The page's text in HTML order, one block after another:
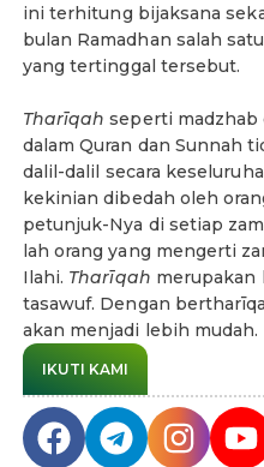
ini terhitung bijaksana
bulan Ramadhan salah
yang tertinggal tersebut.
Tharīqah seperti madzhab
dalam Quran dan Sunnah
dalil-dalil secara
kekinian dibedah oleh
petunjuk-Nya di setiap
lah orang yang mengerti
Ilahi. Tharīqah merupakan
tasawuf. Dengan
akan menjadi lebih mudah.
IKUTI KAMI